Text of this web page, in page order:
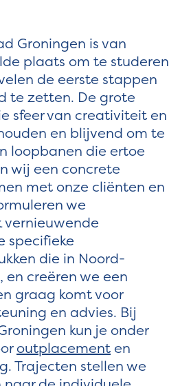
Groningen is van
plaats om te studeren
de eerste stappen
te zetten. De grote
sfeer van creativiteit en
en blijvend om te
loopbanen die ertoe
wij een concrete
met onze cliënten en
we
vernieuwende
specifieke
die in Noord-
en creëren we een
graag komt voor
en advies. Bij
kun je onder
outplacement en
. Trajecten stellen we